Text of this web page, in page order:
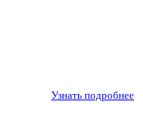
Узнать подробнее